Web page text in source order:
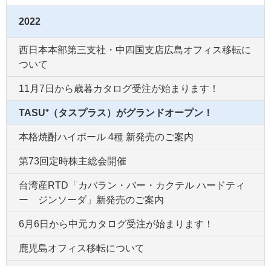
2022
西日本本部第三支社・中四国支店広島オフィス移転に
ついて
11月7日から歳暮カタログ受注が始まります！
TASU⁺（タスプラス）がグランドオープン！
本格焼酎ハイボール 4種 新発売のご案内
第73回定時株主総会開催
台湾産RTD「カバラン・バー・カクテル ハードティ
ー ジンソーダ」新発売のご案内
6月6日から中元カタログ受注が始まります！
鹿児島オフィス移転について